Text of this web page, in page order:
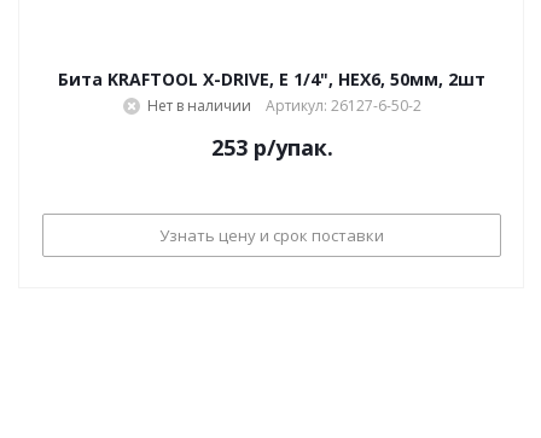
Бита KRAFTOOL X-DRIVE, E 1/4", HEX6, 50мм, 2шт
Нет в наличии Артикул: 26127-6-50-2
253р/упак.
Узнать цену и срок поставки